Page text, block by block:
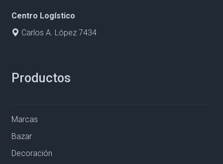
Centro Logístico
Carlos A. López 7434
Productos
Marcas
Bazar
Decoración